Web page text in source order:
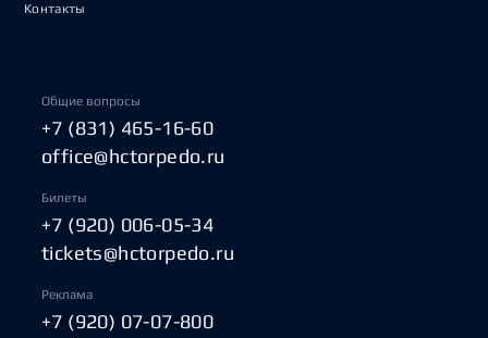
Контакты
Общие вопросы
+7 (831) 465-16-60
office@hctorpedo.ru
Билеты
+7 (920) 006-05-34
tickets@hctorpedo.ru
Реклама
+7 (920) 07-07-800